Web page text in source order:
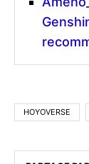
HOYOVERSE